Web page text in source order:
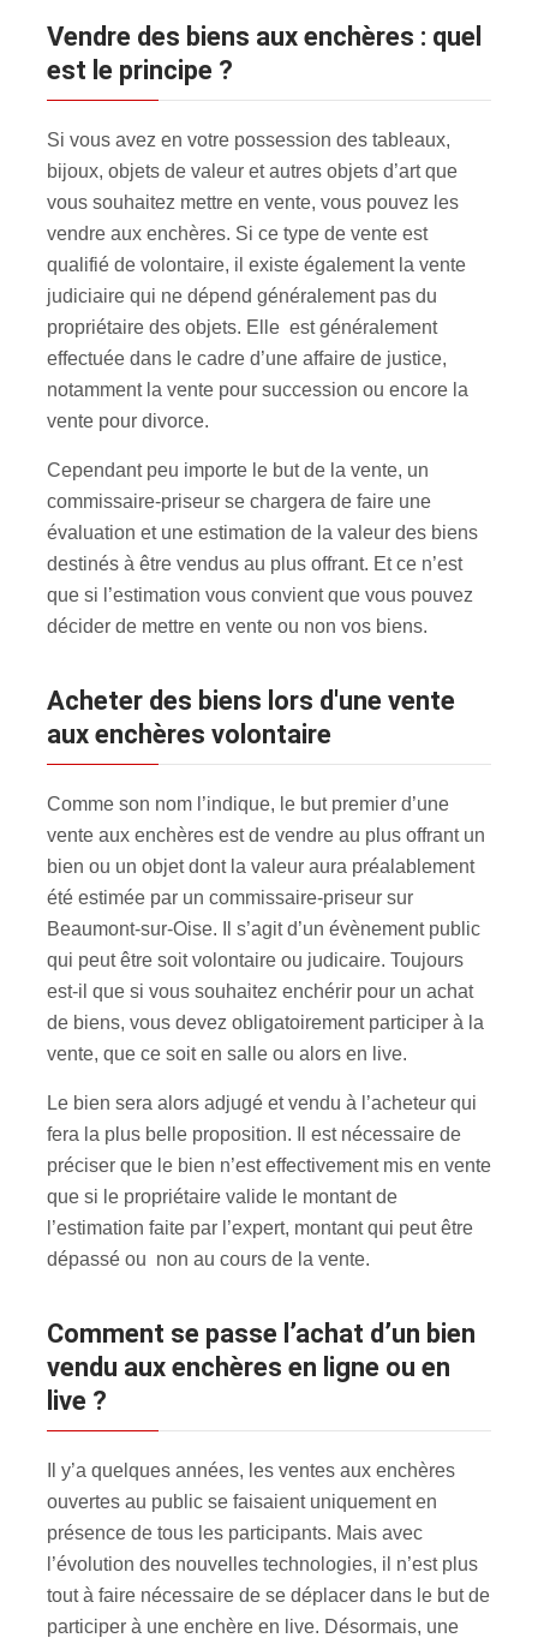
Vendre des biens aux enchères : quel
est le principe ?
Si vous avez en votre possession des tableaux,
bijoux, objets de valeur et autres objets d’art que
vous souhaitez mettre en vente, vous pouvez les
vendre aux enchères. Si ce type de vente est
qualifié de volontaire, il existe également la vente
judiciaire qui ne dépend généralement pas du
propriétaire des objets. Elle est généralement
effectuée dans le cadre d’une affaire de justice,
notamment la vente pour succession ou encore la
vente pour divorce.
Cependant peu importe le but de la vente, un
commissaire-priseur se chargera de faire une
évaluation et une estimation de la valeur des biens
destinés à être vendus au plus offrant. Et ce n’est
que si l’estimation vous convient que vous pouvez
décider de mettre en vente ou non vos biens.
Acheter des biens lors d'une vente
aux enchères volontaire
Comme son nom l’indique, le but premier d’une
vente aux enchères est de vendre au plus offrant un
bien ou un objet dont la valeur aura préalablement
été estimée par un commissaire-priseur sur
Beaumont-sur-Oise. Il s’agit d’un évènement public
qui peut être soit volontaire ou judicaire. Toujours
est-il que si vous souhaitez enchérir pour un achat
de biens, vous devez obligatoirement participer à la
vente, que ce soit en salle ou alors en live.
Le bien sera alors adjugé et vendu à l’acheteur qui
fera la plus belle proposition. Il est nécessaire de
préciser que le bien n’est effectivement mis en vente
que si le propriétaire valide le montant de
l’estimation faite par l’expert, montant qui peut être
dépassé ou non au cours de la vente.
Comment se passe l’achat d’un bien
vendu aux enchères en ligne ou en
live ?
Il y’a quelques années, les ventes aux enchères
ouvertes au public se faisaient uniquement en
présence de tous les participants. Mais avec
l’évolution des nouvelles technologies, il n’est plus
tout à faire nécessaire de se déplacer dans le but de
participer à une enchère en live. Désormais, une